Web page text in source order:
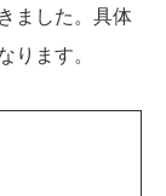
ました。具体
ます。